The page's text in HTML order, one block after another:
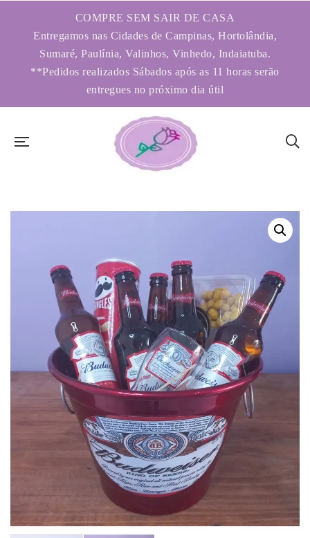
COMPRE SEM SAIR DE CASA
Entregamos nas Cidades de Campinas, Hortolândia,
Sumaré, Paulínia, Valinhos, Vinhedo, Indaiatuba.
**Pedidos realizados Sábados após as 11 horas serão
entregues no próximo dia útil